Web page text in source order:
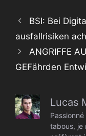
BSI: Bei
ausfallrisiken
ANGRIFFE
GEFährden
Lucas
tabous, je